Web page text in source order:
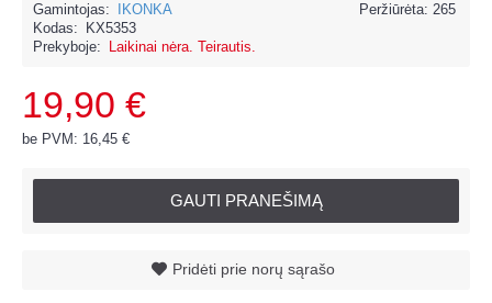
Peržiūrėta: 265
Gamintojas:
IKONKA
Kodas:
KX5353
Prekyboje:
Laikinai nėra. Teirautis.
19,90 €
be PVM: 16,45 €
GAUTI PRANEŠIMĄ
Pridėti prie norų sąrašo